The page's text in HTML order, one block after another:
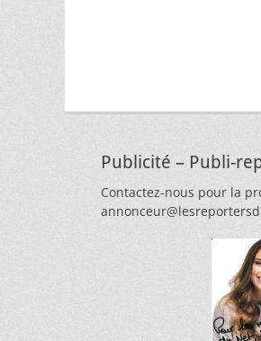
Publicité – Publi-
Contactez-nous pour la